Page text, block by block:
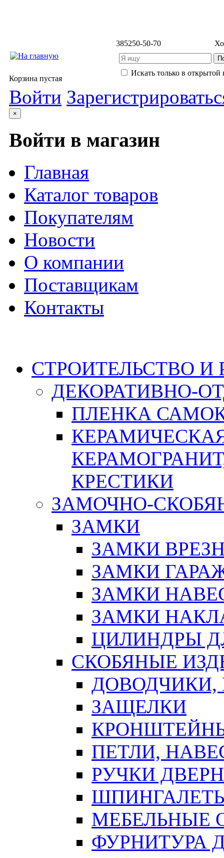
385250-50-70
Искать только в открытой
Корзина пустая
Войти
×
Войти в магазин
Главная
Каталог товаров
Покупателям
Новости
О компании
Поставщикам
Контакты
СТРОИТЕЛЬСТВО И
ДЕКОРАТИВНО-
ПЛЕНКА
КРЕСТИКИ
ЗАМОЧНО-
ЗАМКИ
ЗАМКИ
ЗАМКИ
ЗАМКИ
ЗАМКИ
ЦИЛИНДРЫ
СКОБЯНЫЕ
ЗАЩЕЛКИ
ПЕТЛИ,
РУЧКИ
МЕБЕЛЬНЫЕ
ФУРНИТУРА